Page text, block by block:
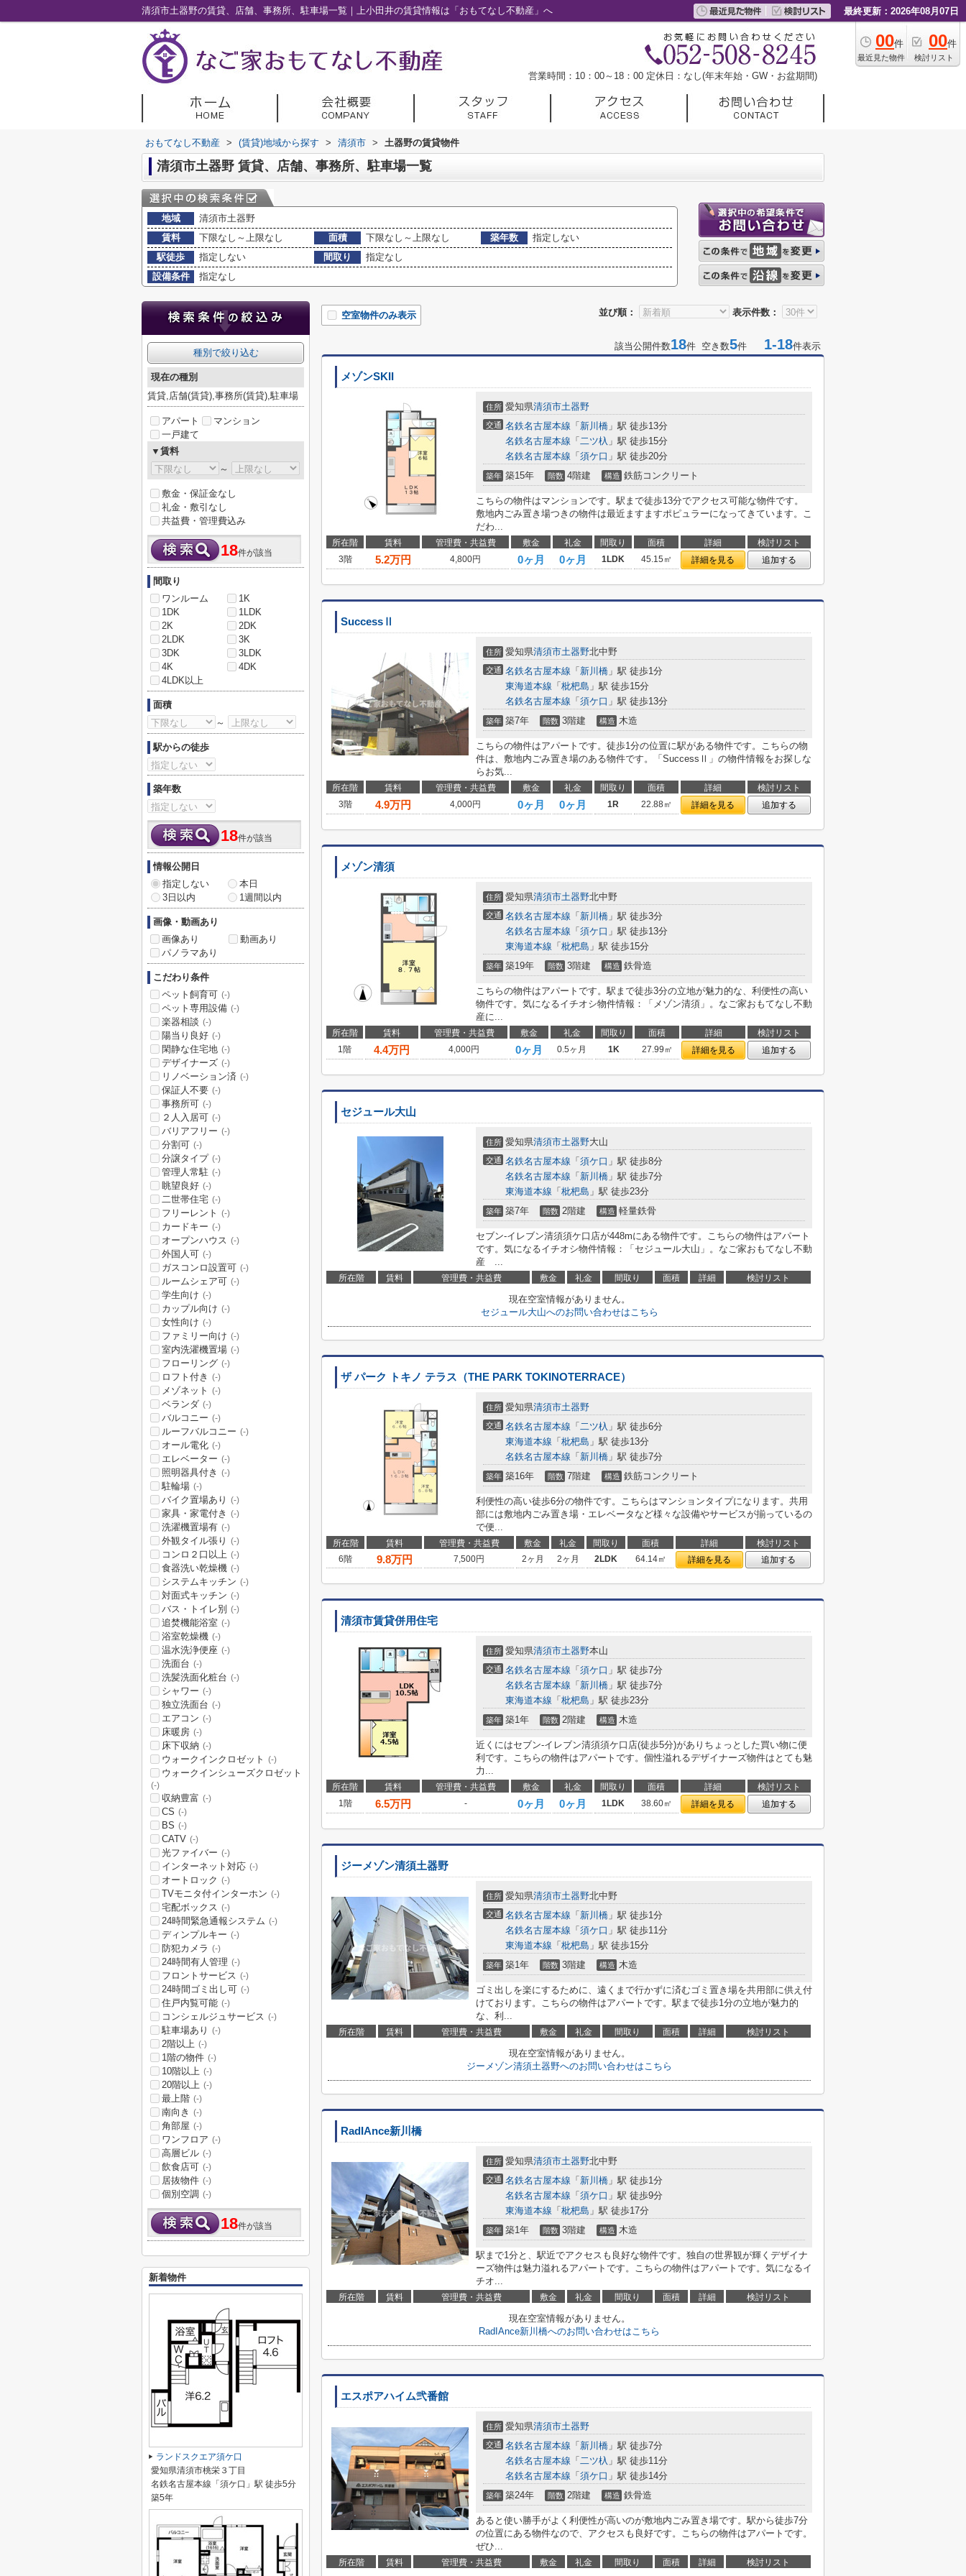
清須市土器野の賃貸、店舗、事務所、駐車場一覧｜上小田井の賃貸情報は「おもてなし不動産」へ 最終更新：2026年08月07日
00件
最近見た物件
00件
検討リスト
営業時間：10：00～18：00 定休日：なし(年末年始・GW・お盆期間)
おもてなし不動産 > (賃貸)地域から探す > 清須市 > 土器野の賃貸物件
清須市土器野 賃貸、店舗、事務所、駐車場一覧
地域
清須市土器野
賃料
下限なし～上限なし 面積 下限なし～上限なし 築年数
指定しない
駅徒歩
指定しない 間取り
指定なし
設備条件
指定なし
並び順： 表示件数：
空室物件のみ表示
該当公開件数18件 空き数5件 1-18件表示
メゾンSKII
住所 愛知県清須市土器野
交通 名鉄名古屋本線 「 新川橋 」駅 徒歩13分
名鉄名古屋本線 「 二ツ杁 」駅 徒歩15分
名鉄名古屋本線 「 須ケ口 」駅 徒歩20分
築年 築15年 階数 4階建 構造 鉄筋コンクリート
こちらの物件はマンションです。駅まで徒歩13分でアクセス可能な物件です。
敷地内ごみ置き場つきの物件は最近ますますポピュラーになってきています。こ
だわ...
所在階 賃料 管理費・共益費 敷金 礼金 間取り 面積 詳細
検討リスト
3階
5.2万円 4,800円 0ヶ月 0ヶ月 1LDK 45.15㎡ 詳細を見る 追加する
SuccessⅡ
住所 愛知県清須市土器野北中野
交通 名鉄名古屋本線 「 新川橋 」駅 徒歩1分
東海道本線 「 枇杷島 」駅 徒歩15分
名鉄名古屋本線 「 須ケ口 」駅 徒歩13分
築年 築7年 階数 3階建 構造 木造
こちらの物件はアパートです。徒歩1分の位置に駅がある物件です。こちらの物
件は、敷地内ごみ置き場のある物件です。「SuccessⅡ」の物件情報をお探しな
らお気...
所在階 賃料 管理費・共益費 敷金 礼金 間取り 面積 詳細
検討リスト
3階
4.9万円 4,000円 0ヶ月 0ヶ月 1R 22.88㎡ 詳細を見る 追加する
メゾン清須
住所 愛知県清須市土器野北中野
交通 名鉄名古屋本線 「 新川橋 」駅 徒歩3分
名鉄名古屋本線 「 須ケ口 」駅 徒歩13分
東海道本線 「 枇杷島 」駅 徒歩15分
築年 築19年 階数 3階建 構造 鉄骨造
こちらの物件はアパートです。駅まで徒歩3分の立地が魅力的な、利便性の高い
物件です。気になるイチオシ物件情報：「メゾン清須」。なご家おもてなし不動
産に...
所在階 賃料 管理費・共益費 敷金 礼金 間取り 面積 詳細
検討リスト
1階
4.4万円 4,000円 0ヶ月 0.5ヶ月 1K 27.99㎡ 詳細を見る 追加する
セジュール大山
住所 愛知県清須市土器野大山
交通 名鉄名古屋本線 「 須ケ口 」駅 徒歩8分
名鉄名古屋本線 「 新川橋 」駅 徒歩7分
東海道本線 「 枇杷島 」駅 徒歩23分
築年 築7年 階数 2階建 構造 軽量鉄骨
セブン-イレブン清須須ケ口店が448mにある物件です。こちらの物件はアパート
です。気になるイチオシ物件情報：「セジュール大山」。なご家おもてなし不動
産 ...
所在階 賃料 管理費・共益費 敷金 礼金 間取り 面積 詳細 検討リスト
現在空室情報がありません。
セジュール大山へのお問い合わせはこちら
ザ パーク トキノ テラス（THE PARK TOKINOTERRACE）
住所 愛知県清須市土器野
交通 名鉄名古屋本線 「 二ツ杁 」駅 徒歩6分
東海道本線 「 枇杷島 」駅 徒歩13分
名鉄名古屋本線 「 新川橋 」駅 徒歩7分
築年 築16年 階数 7階建 構造 鉄筋コンクリート
利便性の高い徒歩6分の物件です。こちらはマンションタイプになります。共用
部には敷地内ごみ置き場・エレベータなど様々な設備やサービスが揃っているの
で便...
所在階 賃料 管理費・共益費 敷金 礼金 間取り 面積 詳細
検討リスト
6階
9.8万円 7,500円 2ヶ月 2ヶ月 2LDK 64.14㎡ 詳細を見る 追加する
清須市賃貸併用住宅
住所 愛知県清須市土器野本山
交通 名鉄名古屋本線 「 須ケ口 」駅 徒歩7分
名鉄名古屋本線 「 新川橋 」駅 徒歩7分
東海道本線 「 枇杷島 」駅 徒歩23分
築年 築1年 階数 2階建 構造 木造
近くにはセブン-イレブン清須須ケ口店(徒歩5分)がありちょっとした買い物に便
利です。こちらの物件はアパートです。個性溢れるデザイナーズ物件はとても魅
力...
所在階 賃料 管理費・共益費 敷金 礼金 間取り 面積 詳細
検討リスト
1階
6.5万円 - 0ヶ月 0ヶ月 1LDK 38.60㎡ 詳細を見る 追加する
ジーメゾン清須土器野
住所 愛知県清須市土器野北中野
交通 名鉄名古屋本線 「 新川橋 」駅 徒歩1分
名鉄名古屋本線 「 須ケ口 」駅 徒歩11分
東海道本線 「 枇杷島 」駅 徒歩15分
築年 築1年 階数 3階建 構造 木造
ゴミ出しを楽にするために、遠くまで行かずに済むゴミ置き場を共用部に供え付
けております。こちらの物件はアパートです。駅まで徒歩1分の立地が魅力的
な、利...
所在階 賃料 管理費・共益費 敷金 礼金 間取り 面積 詳細 検討リスト
現在空室情報がありません。
ジーメゾン清須土器野へのお問い合わせはこちら
RadIAnce新川橋
住所 愛知県清須市土器野北中野
交通 名鉄名古屋本線 「 新川橋 」駅 徒歩1分
名鉄名古屋本線 「 須ケ口 」駅 徒歩9分
東海道本線 「 枇杷島 」駅 徒歩17分
築年 築1年 階数 3階建 構造 木造
駅まで1分と、駅近でアクセスも良好な物件です。独自の世界観が輝くデザイナ
ーズ物件は魅力溢れるアパートです。こちらの物件はアパートです。気になるイ
チオ...
所在階 賃料 管理費・共益費 敷金 礼金 間取り 面積 詳細 検討リスト
現在空室情報がありません。
RadIAnce新川橋へのお問い合わせはこちら
エスポアハイム弐番館
住所 愛知県清須市土器野
交通 名鉄名古屋本線 「 新川橋 」駅 徒歩7分
名鉄名古屋本線 「 二ツ杁 」駅 徒歩11分
名鉄名古屋本線 「 須ケ口 」駅 徒歩14分
築年 築24年 階数 2階建 構造 鉄骨造
あると使い勝手がよく利便性が高いのが敷地内ごみ置き場です。駅から徒歩7分
の位置にある物件なので、アクセスも良好です。こちらの物件はアパートです。
ぜひ...
所在階 賃料 管理費・共益費 敷金 礼金 間取り 面積 詳細 検討リスト
種別で絞り込む
現在の種別
賃貸,店舗(賃貸),事務所(賃貸),駐車場
アパート
マンション
一戸建て
▼賃料
～
敷金・保証金なし
礼金・敷引なし
共益費・管理費込み
18件が該当
間取り
ワンルーム
1K
1DK
1LDK
2K
2DK
2LDK
3K
3DK
3LDK
4K
4DK
4LDK以上
面積
～
駅からの徒歩
築年数
18件が該当
情報公開日
指定しない
本日
3日以内
1週間以内
画像・動画あり
画像あり
動画あり
パノラマあり
こだわり条件
ペット飼育可 (-)
ペット専用設備 (-)
楽器相談 (-)
陽当り良好 (-)
閑静な住宅地 (-)
デザイナーズ (-)
リノベーション済 (-)
保証人不要 (-)
事務所可 (-)
２人入居可 (-)
バリアフリー (-)
分割可 (-)
分譲タイプ (-)
管理人常駐 (-)
眺望良好 (-)
二世帯住宅 (-)
フリーレント (-)
カードキー (-)
オープンハウス (-)
外国人可 (-)
ガスコンロ設置可 (-)
ルームシェア可 (-)
学生向け (-)
カップル向け (-)
女性向け (-)
ファミリー向け (-)
室内洗濯機置場 (-)
フローリング (-)
ロフト付き (-)
メゾネット (-)
ベランダ (-)
バルコニー (-)
ルーフバルコニー (-)
オール電化 (-)
エレベーター (-)
照明器具付き (-)
駐輪場 (-)
バイク置場あり (-)
家具・家電付き (-)
洗濯機置場有 (-)
外観タイル張り (-)
コンロ２口以上 (-)
食器洗い乾燥機 (-)
システムキッチン (-)
対面式キッチン (-)
バス・トイレ別 (-)
追焚機能浴室 (-)
浴室乾燥機 (-)
温水洗浄便座 (-)
洗面台 (-)
洗髪洗面化粧台 (-)
シャワー (-)
独立洗面台 (-)
エアコン (-)
床暖房 (-)
床下収納 (-)
ウォークインクロゼット (-)
ウォークインシューズクロゼット
(-)
収納豊富 (-)
CS (-)
BS (-)
CATV (-)
光ファイバー (-)
インターネット対応 (-)
オートロック (-)
TVモニタ付インターホン (-)
宅配ボックス (-)
24時間緊急通報システム (-)
ディンプルキー (-)
防犯カメラ (-)
24時間有人管理 (-)
フロントサービス (-)
24時間ゴミ出し可 (-)
住戸内覧可能 (-)
コンシェルジュサービス (-)
駐車場あり (-)
2階以上 (-)
1階の物件 (-)
10階以上 (-)
20階以上 (-)
最上階 (-)
南向き (-)
角部屋 (-)
ワンフロア (-)
高層ビル (-)
飲食店可 (-)
居抜物件 (-)
個別空調 (-)
18件が該当
新着物件
ランドスクエア須ケ口
愛知県清須市桃栄３丁目
名鉄名古屋本線「須ケ口」駅 徒歩5分
築5年